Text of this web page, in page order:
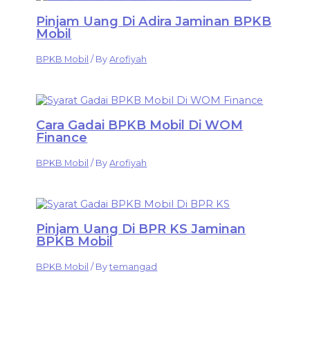
Pinjam Uang Di Adira Jaminan BPKB
Mobil
BPKB Mobil / ByArofiyah
Cara Gadai BPKB Mobil Di WOM
Finance
BPKB Mobil / ByArofiyah
Pinjam Uang Di BPR KS Jaminan
BPKB Mobil
BPKB Mobil / Bytemangad